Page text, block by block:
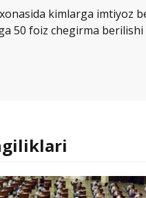
kimlarga imtiyoz
50 foiz chegirma berilishi